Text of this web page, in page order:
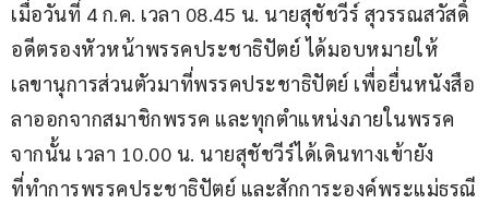
เมื่อวันที่ 4 ก.ค. เวลา 08.45 น. นายสุชัชวีร์ สุวรรณสวัสดิ์
อดีตรองหัวหน้าพรรคประชาธิปัตย์ ได้มอบหมายให้
เลขานุการส่วนตัวมาที่พรรคประชาธิปัตย์ เพื่อยื่นหนังสือ
ลาออกจากสมาชิกพรรค และทุกตำแหน่งภายในพรรค
จากนั้น เวลา 10.00 น. นายสุชัชวีร์ได้เดินทางเข้ายัง
ที่ทำการพรรคประชาธิปัตย์ และสักการะองค์พระแม่ธรณี